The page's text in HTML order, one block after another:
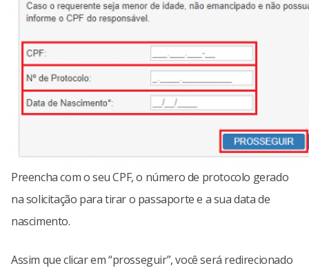
Preencha com o seu CPF, o número de protocolo gerado
na solicitação para tirar o passaporte e a sua data de
nascimento.
Assim que clicar em “prosseguir”, você será redirecionado